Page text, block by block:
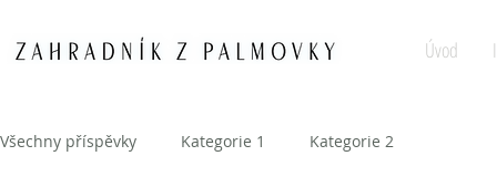
Úvod
Všechny příspěvky Kategorie 1 Kategorie 2